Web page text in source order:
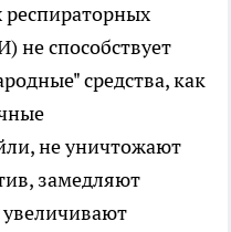
не способствует
средства, как
не уничтожают
замедляют